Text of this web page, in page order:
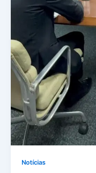
Notícias